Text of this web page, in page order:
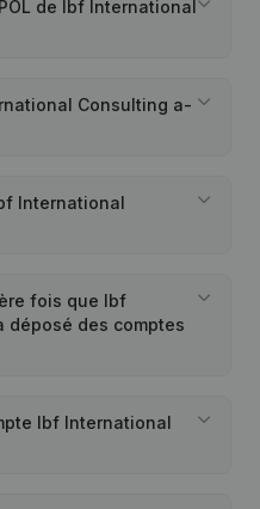
de Ibf International
Consulting a-
International
fois que Ibf
déposé des comptes
Ibf International